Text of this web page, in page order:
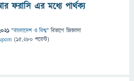
ফরাসি এর মধ্যে পার্থক্য
"বাংলাদেশ ও বিশ্ব" বিভাগে জিজ্ঞাসা
(15,280 পয়েন্ট)